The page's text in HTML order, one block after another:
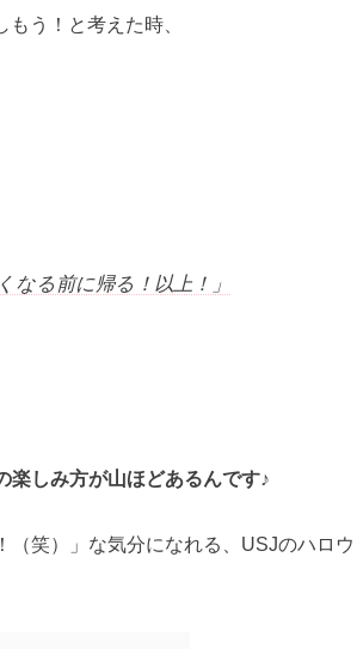
う！と考えた時、
なる前に帰る！以上！」
楽しみ方が山ほどあるんです♪
笑）」な気分になれる、USJのハロウ